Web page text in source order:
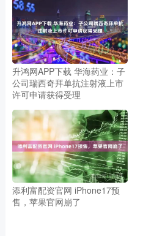
升鸿网APP下载 华海药业：子
公司瑞西奇拜单抗注射液上市
许可申请获得受理
添利富配资官网 iPhone17预
售，苹果官网崩了